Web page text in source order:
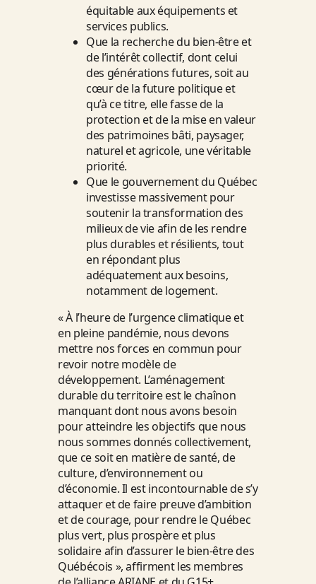
équitable aux équipements et
services publics.
Que la recherche du bien-être et
de l’intérêt collectif, dont celui
des générations futures, soit au
cœur de la future politique et
qu’à ce titre, elle fasse de la
protection et de la mise en valeur
des patrimoines bâti, paysager,
naturel et agricole, une véritable
priorité.
Que le gouvernement du Québec
investisse massivement pour
soutenir la transformation des
milieux de vie afin de les rendre
plus durables et résilients, tout
en répondant plus
adéquatement aux besoins,
notamment de logement.
« À l’heure de l’urgence climatique et
en pleine pandémie, nous devons
mettre nos forces en commun pour
revoir notre modèle de
développement. L’aménagement
durable du territoire est le chaînon
manquant dont nous avons besoin
pour atteindre les objectifs que nous
nous sommes donnés collectivement,
que ce soit en matière de santé, de
culture, d’environnement ou
d’économie. Il est incontournable de s’y
attaquer et de faire preuve d’ambition
et de courage, pour rendre le Québec
plus vert, plus prospère et plus
solidaire afin d’assurer le bien-être des
Québécois », affirment les membres